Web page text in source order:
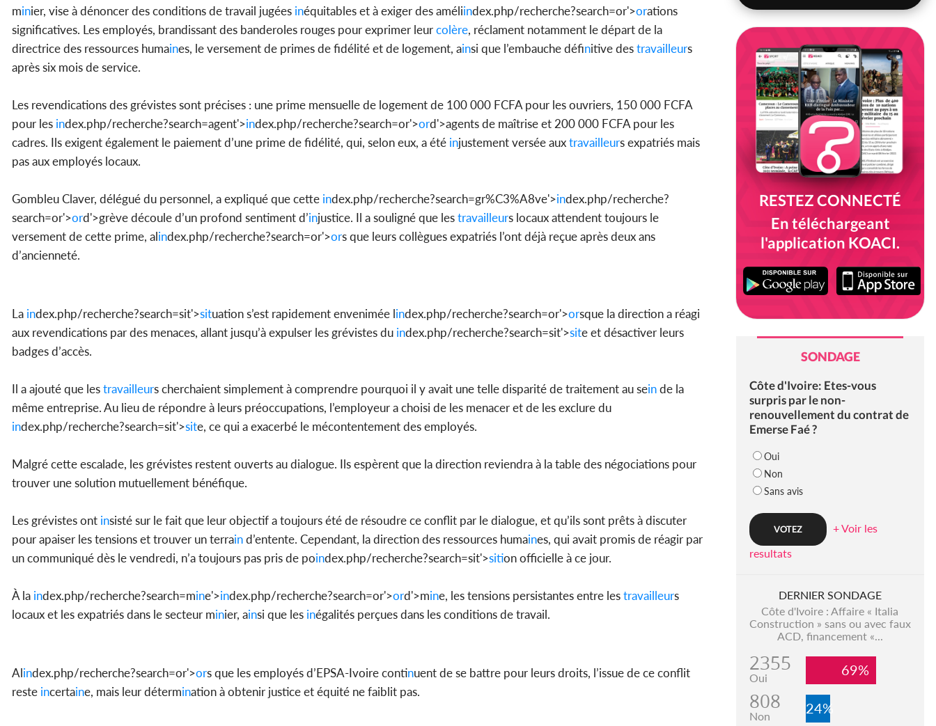
minier, vise à dénoncer des conditions de travail jugées inéquitables et à exiger des améliindex.php/recherche?search=or'>orations
significatives. Les employés, brandissant des banderoles rouges pour exprimer leurcolère, réclament notamment le départ de la
directrice des ressources humaines, le versement de primes de fidélité et de logement, ainsi que l’embauche définitive destravailleurs
après six mois de service.
Les revendications des grévistes sont précises : une prime mensuelle de logement de 100 000 FCFA pour les ouvriers, 150 000 FCFA
pour les index.php/recherche?search=agent'>index.php/recherche?search=or'>ord'>agents de maîtrise et 200 000 FCFA pour les
cadres. Ils exigent également le paiement d’une prime de fidélité, qui, selon eux, a été injustement versée auxtravailleurs expatriés mais
pas aux employés locaux.
Gombleu Claver, délégué du personnel, a expliqué que cette index.php/recherche?search=gr%C3%A8ve'>index.php/recherche?
search=or'>ord'>grèvedécoule d’un profond sentiment d’injustice. Il a souligné que lestravailleurs locaux attendent toujours le
versement de cette prime, alindex.php/recherche?search=or'>ors que leurs collègues expatriés l’ont déjà reçue après deux ans
d’ancienneté.
La index.php/recherche?search=sit'>situation s’est rapidement envenimée lindex.php/recherche?search=or'>orsque la direction a réagi
aux revendications par des menaces, allant jusqu’à expulser les grévistes du index.php/recherche?search=sit'>site et désactiver leurs
badges d’accès.
Il a ajouté que lestravailleurs cherchaient simplement à comprendre pourquoi il y avait une telle disparité de traitement au seinde la
même entreprise. Au lieu de répondre à leurs préoccupations, l’employeur a choisi de les menacer et de les exclure du
index.php/recherche?search=sit'>site, ce qui a exacerbé le mécontentement des employés.
Malgré cette escalade, les grévistes restent ouverts au dialogue. Ils espèrent que la direction reviendra à la table des négociations pour
trouver une solution mutuellement bénéfique.
Les grévistes ont insisté sur le fait que leur objectif a toujours été de résoudre ce conflit par le dialogue, et qu’ils sont prêts à discuter
pour apaiser les tensions et trouver un terraind’entente. Cependant, la direction des ressources humaines, qui avait promis de réagir par
un communiqué dès le vendredi, n’a toujours pas pris de poindex.php/recherche?search=sit'>sition officielle à ce jour.
À la index.php/recherche?search=mine'>index.php/recherche?search=or'>ord'>mine, les tensions persistantes entre lestravailleurs
locaux et les expatriés dans le secteur minier, ainsi que les inégalités perçues dans les conditions de travail.
Alindex.php/recherche?search=or'>ors que les employés d’EPSA-Ivoire continuent de se battre pour leurs droits, l’issue de ce conflit
reste incertaine, mais leur détermination à obtenir justice et équité ne faiblit pas.
RESTEZ CONNECTÉ
En téléchargeant
l'application KOACI.
SONDAGE
Côte d'Ivoire: Etes-vous
surpris par le non-
renouvellement du contrat de
Emerse Faé ?
Oui
Non
Sans avis
+ Voir les
resultats
DERNIER SONDAGE
Côte d'Ivoire : Affaire « Italia
Construction » sans ou avec faux
ACD, financement «...
2355
Oui 69%
808
Non 24%